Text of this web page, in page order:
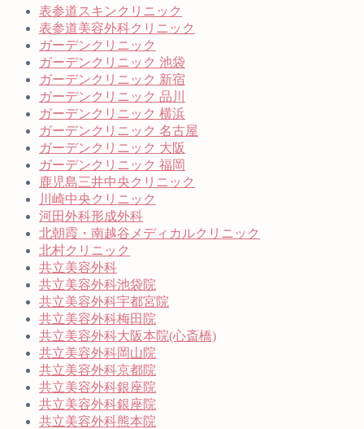
表参道スキンクリニック
表参道美容外科クリニック
ガーデンクリニック
ガーデンクリニック 池袋
ガーデンクリニック 新宿
ガーデンクリニック 品川
ガーデンクリニック 横浜
ガーデンクリニック 名古屋
ガーデンクリニック 大阪
ガーデンクリニック 福岡
鹿児島三井中央クリニック
川崎中央クリニック
河田外科形成外科
北朝霞・南越谷メディカルクリニック
北村クリニック
共立美容外科
共立美容外科池袋院
共立美容外科宇都宮院
共立美容外科梅田院
共立美容外科大阪本院(心斎橋)
共立美容外科岡山院
共立美容外科京都院
共立美容外科銀座院
共立美容外科銀座院
共立美容外科熊本院